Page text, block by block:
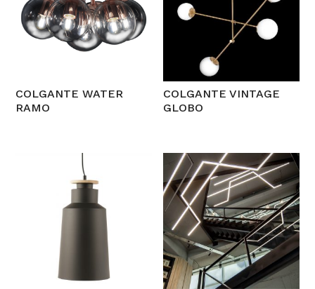
COLGANTE WATER
RAMO
COLGANTE VINTAGE
GLOBO